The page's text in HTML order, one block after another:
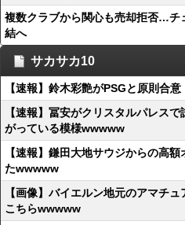
複数クラブから関心も売却拒否…チ
結へ
サカサカ10
【速報】鈴木彩艶がPSGと原則合
【速報】冨安がクリスタルパレス
がっている模様wwwww
【速報】鎌田大地サウジからの高
たwwwww
【画像】バイエルン地元のアマチ
こちらwwwww